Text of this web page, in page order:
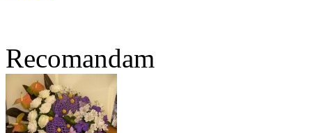
Recomandam